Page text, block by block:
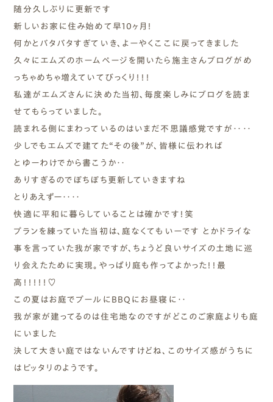
まずは相談する[無料]
モデルハウスを見る
随分久しぶりに更新です
新しいお家に住み始めて早10ヶ月！
何かとバタバタすぎていき、よーやくここに戻ってきました
久々にエムズのホームページを開いたら施主さんブログがめ
っちゃめちゃ増えていてびっくり！！！
私達がエムズさんに決めた当初、毎度楽しみにブログを読ま
せてもらっていました。
読まれる側にまわっているのはいまだ不思議感覚ですが‥‥
少しでもエムズで建てた“その後”が、皆様に伝われば
とゆーわけでから書こうか‥
ありすぎるのでぼちぼち更新していきますね
とりあえずー‥‥
快適に平和に暮らしていることは確かです！笑
プランを練っていた当初は、庭なくてもいーです とかドライな
事を言っていた我が家ですが、ちょうど良いサイズの土地に巡
り会えたために実現。やっぱり庭も作ってよかった！！最
高！！！！！♡
この夏はお庭でプールにBBQにお昼寝に‥
我が家が建ってるのは住宅地なのですがどこのご家庭よりも庭
にいました
決して大きい庭ではないんですけどね、このサイズ感がうちに
はピッタリのようです。